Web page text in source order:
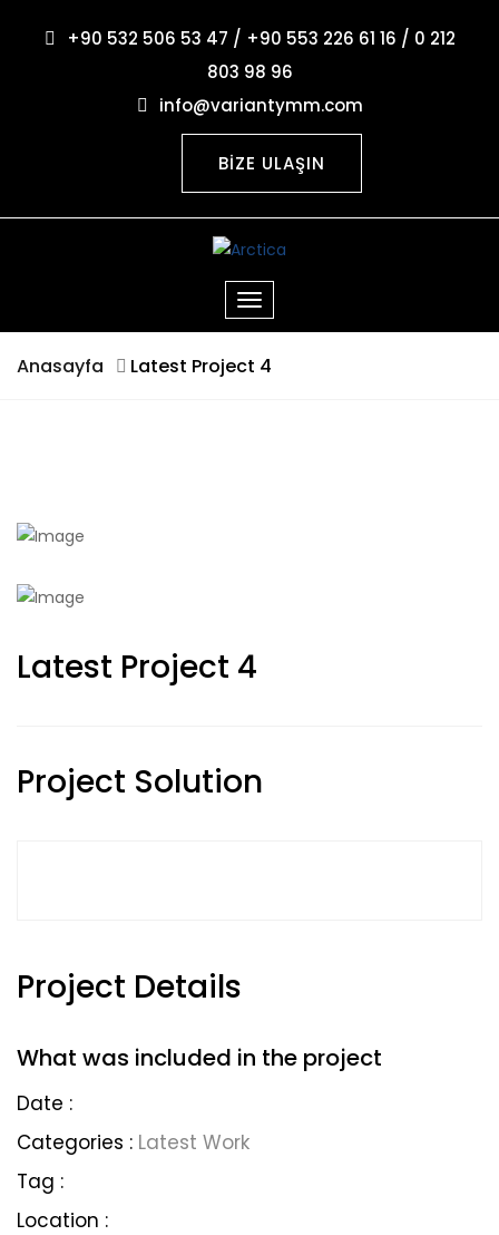
+90 532 506 53 47 / +90 553 226 61 16 / 0 212
803 98 96
info@variantymm.com
BİZE ULAŞIN
Anasayfa Latest Project 4
Latest Project 4
Project Solution
Project Details
What was included in the project
Date :
Categories : Latest Work
Tag :
Location :